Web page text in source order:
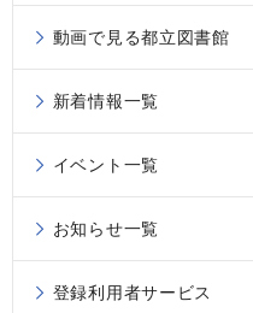
動画で見る都立図書館
新着情報一覧
イベント一覧
お知らせ一覧
登録利用者サービス